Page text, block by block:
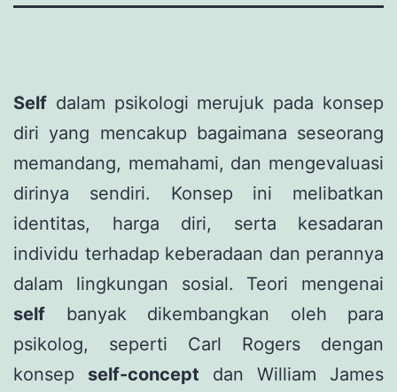
Self dalam psikologi merujuk pada konsep
diri yang mencakup bagaimana seseorang
memandang, memahami, dan mengevaluasi
dirinya sendiri. Konsep ini melibatkan
identitas, harga diri, serta kesadaran
individu terhadap keberadaan dan perannya
dalam lingkungan sosial. Teori mengenai
self banyak dikembangkan oleh para
psikolog, seperti Carl Rogers dengan
konsep self-concept dan William James